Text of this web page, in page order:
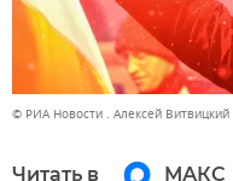
© РИА Новости . Алексей Витвицкий
Читать в МАКС